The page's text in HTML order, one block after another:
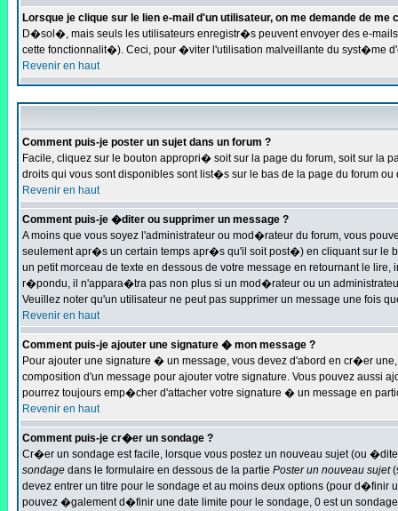
Lorsque je clique sur le lien e-mail d'un utilisateur, on me demande de me
D�sol�, mais seuls les utilisateurs enregistr�s peuvent envoyer des e-
cette fonctionnalit�). Ceci, pour �viter l'utilisation malveillante du syst�me
Revenir en haut
Comment puis-je poster un sujet dans un forum ?
Facile, cliquez sur le bouton appropri� soit sur la page du forum, soit sur la
droits qui vous sont disponibles sont list�s sur le bas de la page du forum
Revenir en haut
Comment puis-je �diter ou supprimer un message ?
A moins que vous soyez l'administrateur ou mod�rateur du forum, vous
seulement apr�s un certain temps apr�s qu'il soit post�) en cliquant sur le
un petit morceau de texte en dessous de votre message en retournant le
r�pondu, il n'appara�tra pas non plus si un mod�rateur ou un
Veuillez noter qu'un utilisateur ne peut pas supprimer un message une fois
Revenir en haut
Comment puis-je ajouter une signature � mon message ?
Pour ajouter une signature � un message, vous devez d'abord en cr�er
composition d'un message pour ajouter votre signature. Vous pouvez aussi
pourrez toujours emp�cher d'attacher votre signature � un message en
Revenir en haut
Comment puis-je cr�er un sondage ?
Cr�er un sondage est facile, lorsque vous postez un nouveau sujet (ou
sondage dans le formulaire en dessous de la partie Poster un nouveau sujet
devez entrer un titre pour le sondage et au moins deux options (pour
pouvez �galement d�finir une date limite pour le sondage, 0 est un